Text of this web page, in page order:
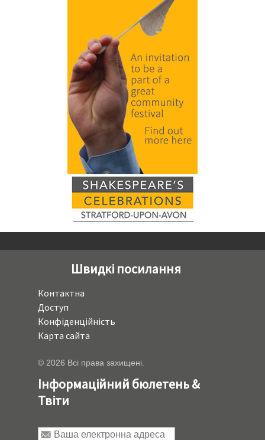
Швидкі посилання
Контактна
Доступ
Конфіденційність
Карта сайта
© 2026 Всі права захищені.
Інформаційний бюлетень &
Твіти